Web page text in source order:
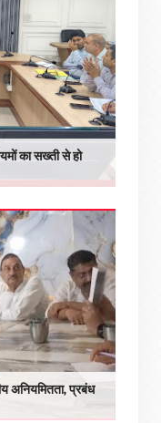
का सख्ती से हो
अनियमितता, प्रबंध